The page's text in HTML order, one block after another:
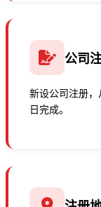
公司
新设公司注册
日完成。